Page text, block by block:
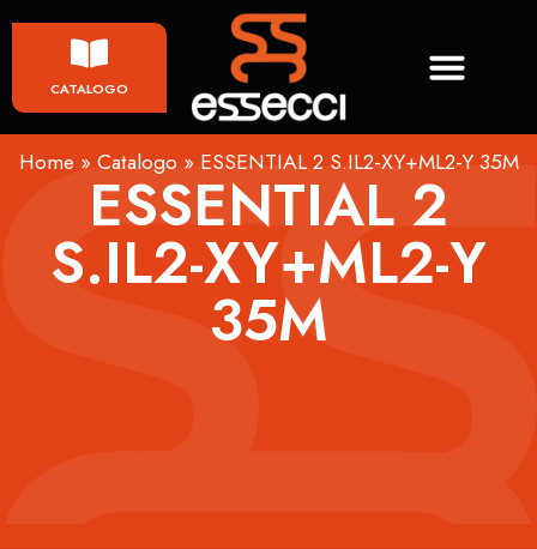
CATALOGO
Home » Catalogo » ESSENTIAL 2 S.IL2-XY+ML2-Y 35M
ESSENTIAL 2
S.IL2-XY+ML2-Y
35M